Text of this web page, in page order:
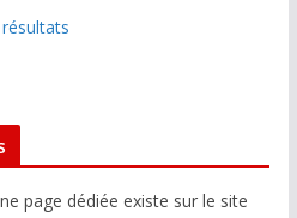
page dédiée existe sur le site